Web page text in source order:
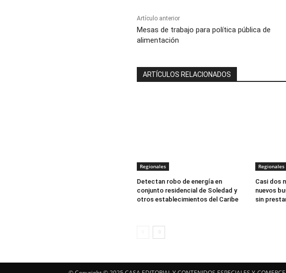
Artículo anterior
Mesas de trabajo para política pública de
alimentación
ARTÍCULOS RELACIONADOS
Regionales
Detectan robo de energía en
conjunto residencial de Soledad y
otros establecimientos del Caribe
Regionales
Casi dos
nuevos
sin